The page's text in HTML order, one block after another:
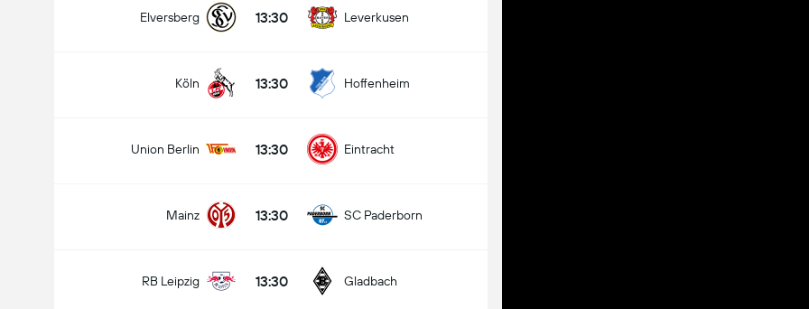
Elversberg 13:30 Leverkusen
Köln 13:30 Hoffenheim
Union Berlin 13:30 Eintracht
Mainz 13:30 SC Paderborn
RB Leipzig 13:30 Gladbach